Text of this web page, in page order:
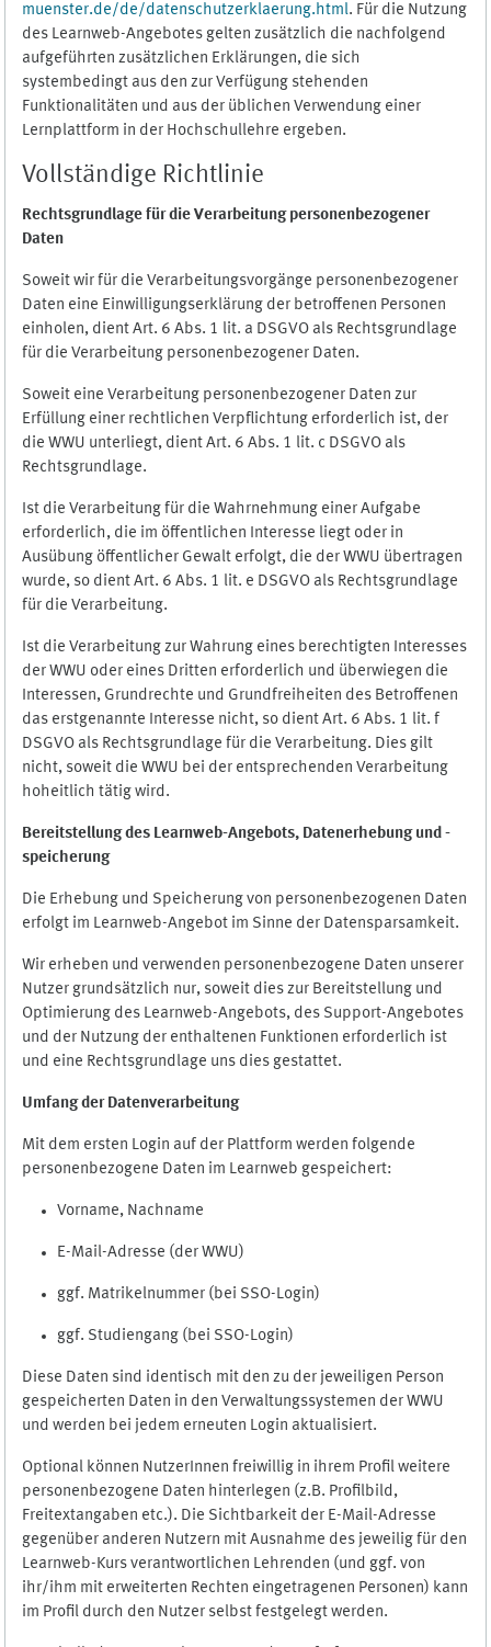
muenster.de/de/datenschutzerklaerung.html. Für die Nutzung
des Learnweb-Angebotes gelten zusätzlich die nachfolgend
aufgeführten zusätzlichen Erklärungen, die sich
systembedingt aus den zur Verfügung stehenden
Funktionalitäten und aus der üblichen Verwendung einer
Lernplattform in der Hochschullehre ergeben.
Vollständige Richtlinie
Rechtsgrundlage für die Verarbeitung personenbezogener
Daten
Soweit wir für die Verarbeitungsvorgänge personenbezogener
Daten eine Einwilligungserklärung der betroffenen Personen
einholen, dient Art. 6 Abs. 1 lit. a DSGVO als Rechtsgrundlage
für die Verarbeitung personenbezogener Daten.
Soweit eine Verarbeitung personenbezogener Daten zur
Erfüllung einer rechtlichen Verpflichtung erforderlich ist, der
die WWU unterliegt, dient Art. 6 Abs. 1 lit. c DSGVO als
Rechtsgrundlage.
Ist die Verarbeitung für die Wahrnehmung einer Aufgabe
erforderlich, die im öffentlichen Interesse liegt oder in
Ausübung öffentlicher Gewalt erfolgt, die der WWU übertragen
wurde, so dient Art. 6 Abs. 1 lit. e DSGVO als Rechtsgrundlage
für die Verarbeitung.
Ist die Verarbeitung zur Wahrung eines berechtigten Interesses
der WWU oder eines Dritten erforderlich und überwiegen die
Interessen, Grundrechte und Grundfreiheiten des Betroffenen
das erstgenannte Interesse nicht, so dient Art. 6 Abs. 1 lit. f
DSGVO als Rechtsgrundlage für die Verarbeitung. Dies gilt
nicht, soweit die WWU bei der entsprechenden Verarbeitung
hoheitlich tätig wird.
Bereitstellung des Learnweb-Angebots, Datenerhebung und -
speicherung
Die Erhebung und Speicherung von personenbezogenen Daten
erfolgt im Learnweb-Angebot im Sinne der Datensparsamkeit.
Wir erheben und verwenden personenbezogene Daten unserer
Nutzer grundsätzlich nur, soweit dies zur Bereitstellung und
Optimierung des Learnweb-Angebots, des Support-Angebotes
und der Nutzung der enthaltenen Funktionen erforderlich ist
und eine Rechtsgrundlage uns dies gestattet.
Umfang der Datenverarbeitung
Mit dem ersten Login auf der Plattform werden folgende
personenbezogene Daten im Learnweb gespeichert:
Vorname, Nachname
E-Mail-Adresse (der WWU)
ggf. Matrikelnummer (bei SSO-Login)
ggf. Studiengang (bei SSO-Login)
Diese Daten sind identisch mit den zu der jeweiligen Person
gespeicherten Daten in den Verwaltungssystemen der WWU
und werden bei jedem erneuten Login aktualisiert.
Optional können NutzerInnen freiwillig in ihrem Profil weitere
personenbezogene Daten hinterlegen (z.B. Profilbild,
Freitextangaben etc.). Die Sichtbarkeit der E-Mail-Adresse
gegenüber anderen Nutzern mit Ausnahme des jeweilig für den
Learnweb-Kurs verantwortlichen Lehrenden (und ggf. von
ihr/ihm mit erweiterten Rechten eingetragenen Personen) kann
im Profil durch den Nutzer selbst festgelegt werden.